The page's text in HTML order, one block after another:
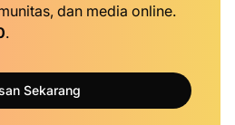
dan media online.
.
Sekarang